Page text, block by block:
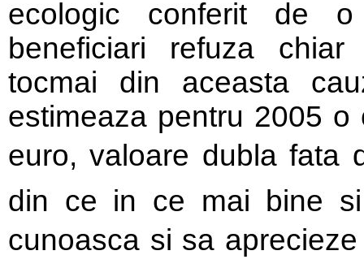
ecologic conferit de
beneficiari refuza
tocmai din aceasta
estimeaza pentru 2005
euro, valoare dubla fata
din ce in ce mai bine
cunoasca si sa aprecieze